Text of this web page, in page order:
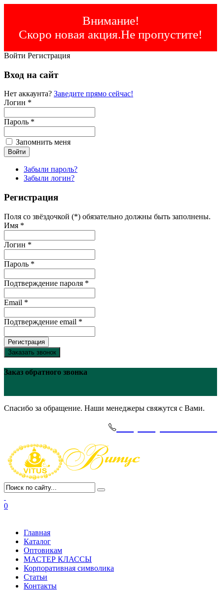
Внимание!
Скоро новая акция.Не пропустите!
Войти Регистрация
Вход на сайт
Нет аккаунта? Заведите прямо сейчас!
Логин *
Пароль *
Запомнить меня
Забыли пароль?
Забыли логин?
Регистрация
Поля со звёздочкой (*) обязательно должны быть заполнены.
Имя *
Логин *
Пароль *
Подтверждение пароля *
Email *
Подтверждение email *
Регистрация
Заказать звонок
Заказ обратного звонка
Спасибо за обращение. Наши менеджеры свяжутся с Вами.
0
Главная
Каталог
Оптовикам
МАСТЕР КЛАССЫ
Корпоративная символика
Статьи
Контакты